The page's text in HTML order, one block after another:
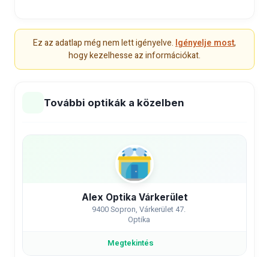
Ez az adatlap még nem lett igényelve. Igényelje most,
hogy kezelhesse az információkat.
További optikák a közelben
Alex Optika Várkerület
9400 Sopron, Várkerület 47.
Optika
Megtekintés